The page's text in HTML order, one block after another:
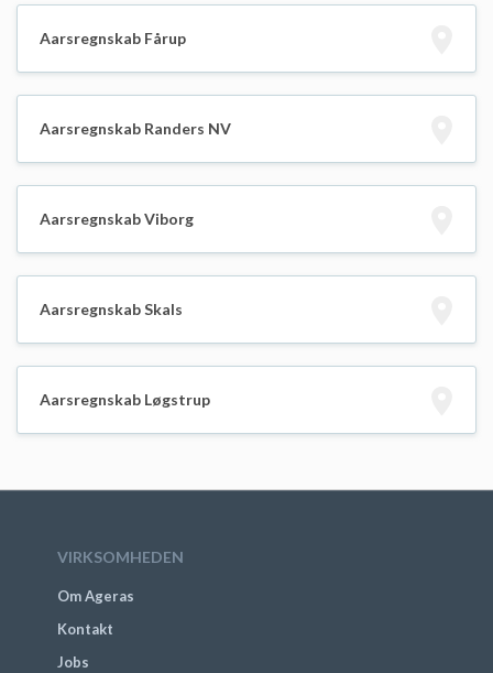
Aarsregnskab Fårup
Aarsregnskab Randers NV
Aarsregnskab Viborg
Aarsregnskab Skals
Aarsregnskab Løgstrup
VIRKSOMHEDEN
Om Ageras
Kontakt
Jobs